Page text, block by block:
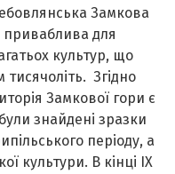
Замкова
приваблива для
культур, що
Згідно
Замкової гори є
знайдені зразки
періоду, а
культури. В кінці ІХ